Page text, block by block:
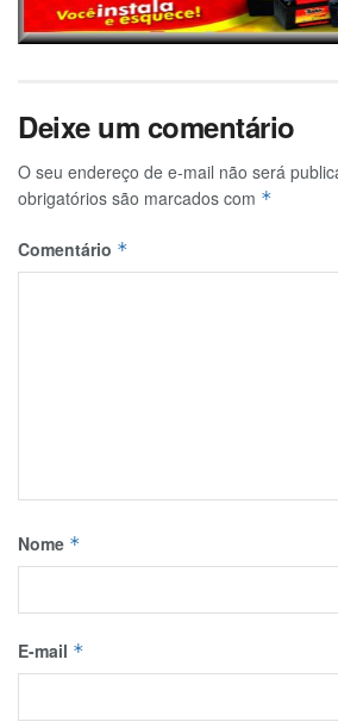
Deixe um comentário
O seu endereço de e-mail não será
obrigatórios são marcados com *
Comentário *
Nome *
E-mail *